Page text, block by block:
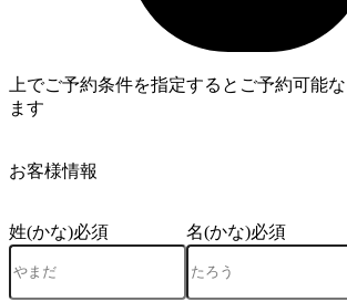
上でご予約条件を指定するとご予約可能
ます
お客様情報
姓(かな)必須 名(かな)必須